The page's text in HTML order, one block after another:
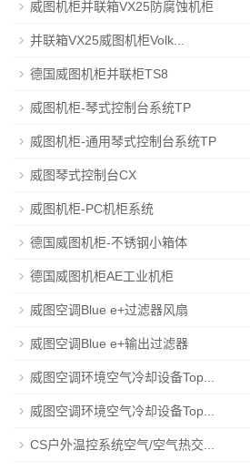
威图机柜并联箱VX25防腐蚀机柜
并联箱VX25威图机柜Volk...
德国威图机柜并联柜TS8
威图机柜-琴式控制台系统TP
威图机柜-通用琴式控制台系统TP
威图琴式控制台CX
威图机柜-PC机柜系统
德国威图机柜-不锈钢小箱体
德国威图机柜AE工业机柜
威图空调Blue e+过滤器风扇
威图空调Blue e+输出过滤器
威图空调环境空气冷却设备Top...
威图空调环境空气冷却设备Top...
CS户外温控系统空气/空气热交...